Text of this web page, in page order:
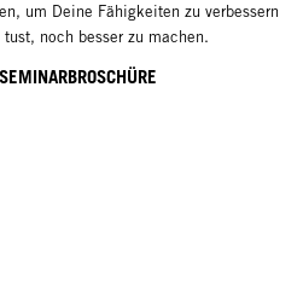
um Deine Fähigkeiten zu verbessern
noch besser zu machen.